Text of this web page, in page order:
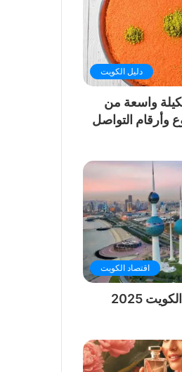
دليل الكويت
واسعة من
وأرقام التواصل
اقتصاد الكويت
2025